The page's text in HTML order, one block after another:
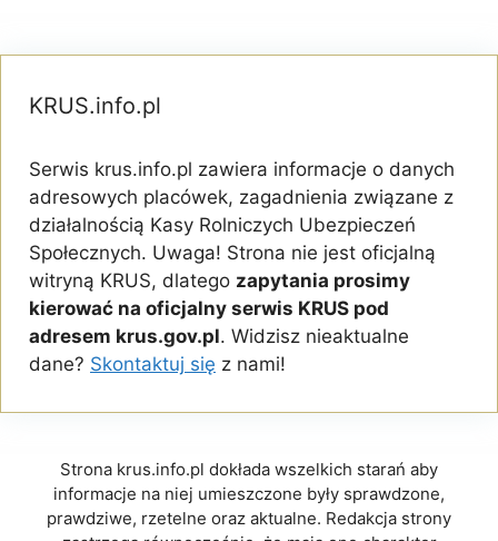
KRUS.info.pl
Serwis krus.info.pl zawiera informacje o danych
adresowych placówek, zagadnienia związane z
działalnością Kasy Rolniczych Ubezpieczeń
Społecznych. Uwaga! Strona nie jest oficjalną
witryną KRUS, dlatego zapytania prosimy
kierować na oficjalny serwis KRUS pod
adresem krus.gov.pl. Widzisz nieaktualne
dane? Skontaktuj się z nami!
Strona krus.info.pl dokłada wszelkich starań aby
informacje na niej umieszczone były sprawdzone,
prawdziwe, rzetelne oraz aktualne. Redakcja strony